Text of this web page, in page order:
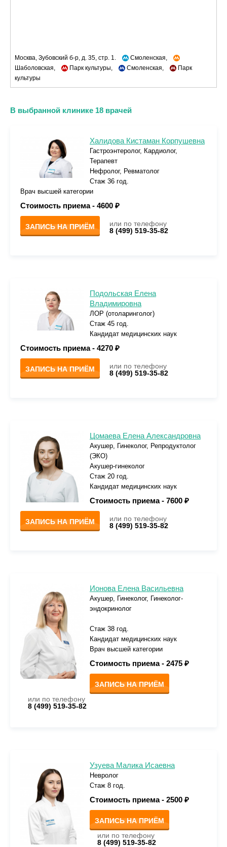
Москва, Зубовский б-р, д. 35, стр. 1.
Смоленская,
Шаболовская,
Парк культуры, Смоленская,
Парк
культуры
В выбранной клинике 18 врачей
Халидова Кистаман Корпушевна
Гастроэнтеролог, Кардиолог,
Терапевт
Нефролог, Ревматолог
Стаж 36 год.
Врач высшей категории
Стоимость приема - 4600 ₽
ЗАПИСЬ НА ПРИЁМ
или по телефону
8 (499) 519-35-82
Подольская Елена
Владимировна
ЛОР (отоларинголог)
Стаж 45 год.
Кандидат медицинских наук
Стоимость приема - 4270 ₽
ЗАПИСЬ НА ПРИЁМ
или по телефону
8 (499) 519-35-82
Цомаева Елена Александровна
Акушер, Гинеколог, Репродуктолог
(ЭКО)
Акушер-гинеколог
Стаж 20 год.
Кандидат медицинских наук
Стоимость приема - 7600 ₽
ЗАПИСЬ НА ПРИЁМ
или по телефону
8 (499) 519-35-82
Ионова Елена Васильевна
Акушер, Гинеколог, Гинеколог-
эндокринолог
Стаж 38 год.
Кандидат медицинских наук
Врач высшей категории
Стоимость приема - 2475 ₽
ЗАПИСЬ НА ПРИЁМ
или по телефону
8 (499) 519-35-82
Узуева Малика Исаевна
Невролог
Стаж 8 год.
Стоимость приема - 2500 ₽
ЗАПИСЬ НА ПРИЁМ
или по телефону
8 (499) 519-35-82